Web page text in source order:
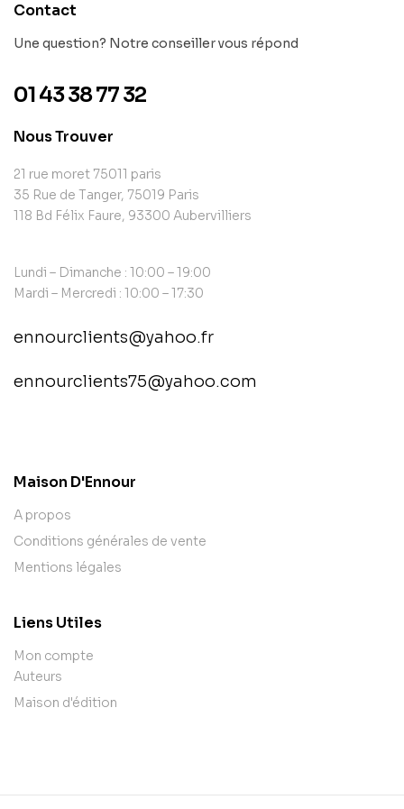
Contact
Une question? Notre conseiller vous répond
01 43 38 77 32
Nous Trouver
21 rue moret 75011 paris
35 Rue de Tanger, 75019 Paris
118 Bd Félix Faure, 93300 Aubervilliers
Lundi – Dimanche : 10:00 – 19:00
Mardi – Mercredi : 10:00 – 17:30
ennourclients@yahoo.fr
ennourclients75@yahoo.com
Maison D'Ennour
A propos
Conditions générales de vente
Mentions légales
Liens Utiles
Mon compte
Auteurs
Maison d'édition